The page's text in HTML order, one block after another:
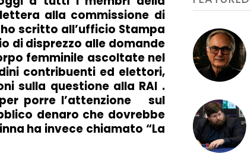
alla commissione di
scritto all’ufficio Stampa
di disprezzo alle domande
femminile ascoltate nel
contribuenti ed elettori,
sulla questione alla RAI .
porre l’attenzione sul
denaro che dovrebbe
ha invece chiamato “La